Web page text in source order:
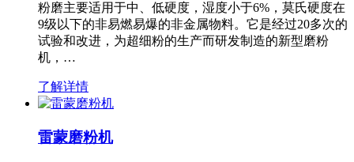
粉磨主要适用于中、低硬度，湿度小于6%，莫氏硬度在
9级以下的非易燃易爆的非金属物料。它是经过20多次的
试验和改进，为超细粉的生产而研发制造的新型磨粉
机，…
了解详情
雷蒙磨粉机